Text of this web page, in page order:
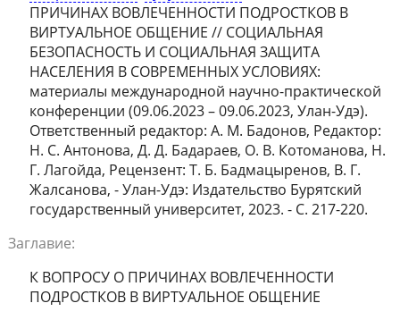
ПРИЧИНАХ ВОВЛЕЧЕННОСТИ ПОДРОСТКОВ В
ВИРТУАЛЬНОЕ ОБЩЕНИЕ // СОЦИАЛЬНАЯ
БЕЗОПАСНОСТЬ И СОЦИАЛЬНАЯ ЗАЩИТА
НАСЕЛЕНИЯ В СОВРЕМЕННЫХ УСЛОВИЯХ:
материалы международной научно-практической
конференции (09.06.2023 – 09.06.2023, Улан-Удэ).
Ответственный редактор: А. М. Бадонов, Редактор:
Н. С. Антонова, Д. Д. Бадараев, О. В. Котоманова, Н.
Г. Лагойда, Рецензент: Т. Б. Бадмацыренов, В. Г.
Жалсанова, - Улан-Удэ: Издательство Бурятский
государственный университет, 2023. - С. 217-220.
Заглавие:
К ВОПРОСУ О ПРИЧИНАХ ВОВЛЕЧЕННОСТИ
ПОДРОСТКОВ В ВИРТУАЛЬНОЕ ОБЩЕНИЕ